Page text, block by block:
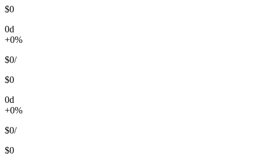
$0
0d
+0%
$0/
$0
0d
+0%
$0/
$0